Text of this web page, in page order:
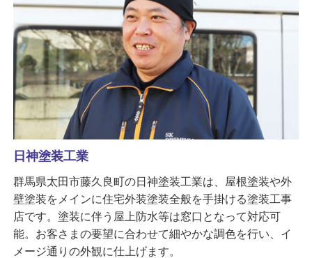
日神塗装工業
群馬県太田市藤久良町の日神塗装工業は、屋根塗装や外
壁塗装をメインに住宅外装塗装全般を手掛ける塗装工事
店です。塗装に伴う屋上防水等は窓口となって対応可
能。お客さまの要望に合わせて細やかな調色を行い、イ
メージ通りの外観に仕上げます。